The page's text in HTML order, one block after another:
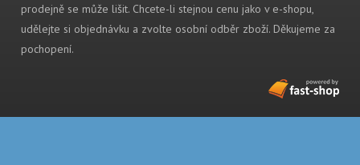
prodejně se může lišit. Chcete-li stejnou cenu jako v e-shopu,
udělejte si objednávku a zvolte osobní odběr zboží. Děkujeme za
pochopení.